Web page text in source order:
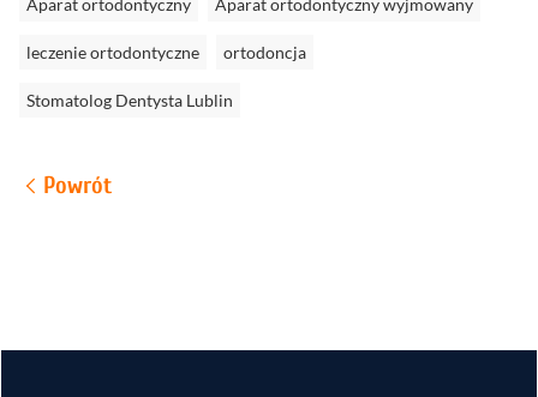
Aparat ortodontyczny Aparat ortodontyczny wyjmowany
leczenie ortodontyczne ortodoncja
Stomatolog Dentysta Lublin
Powrót